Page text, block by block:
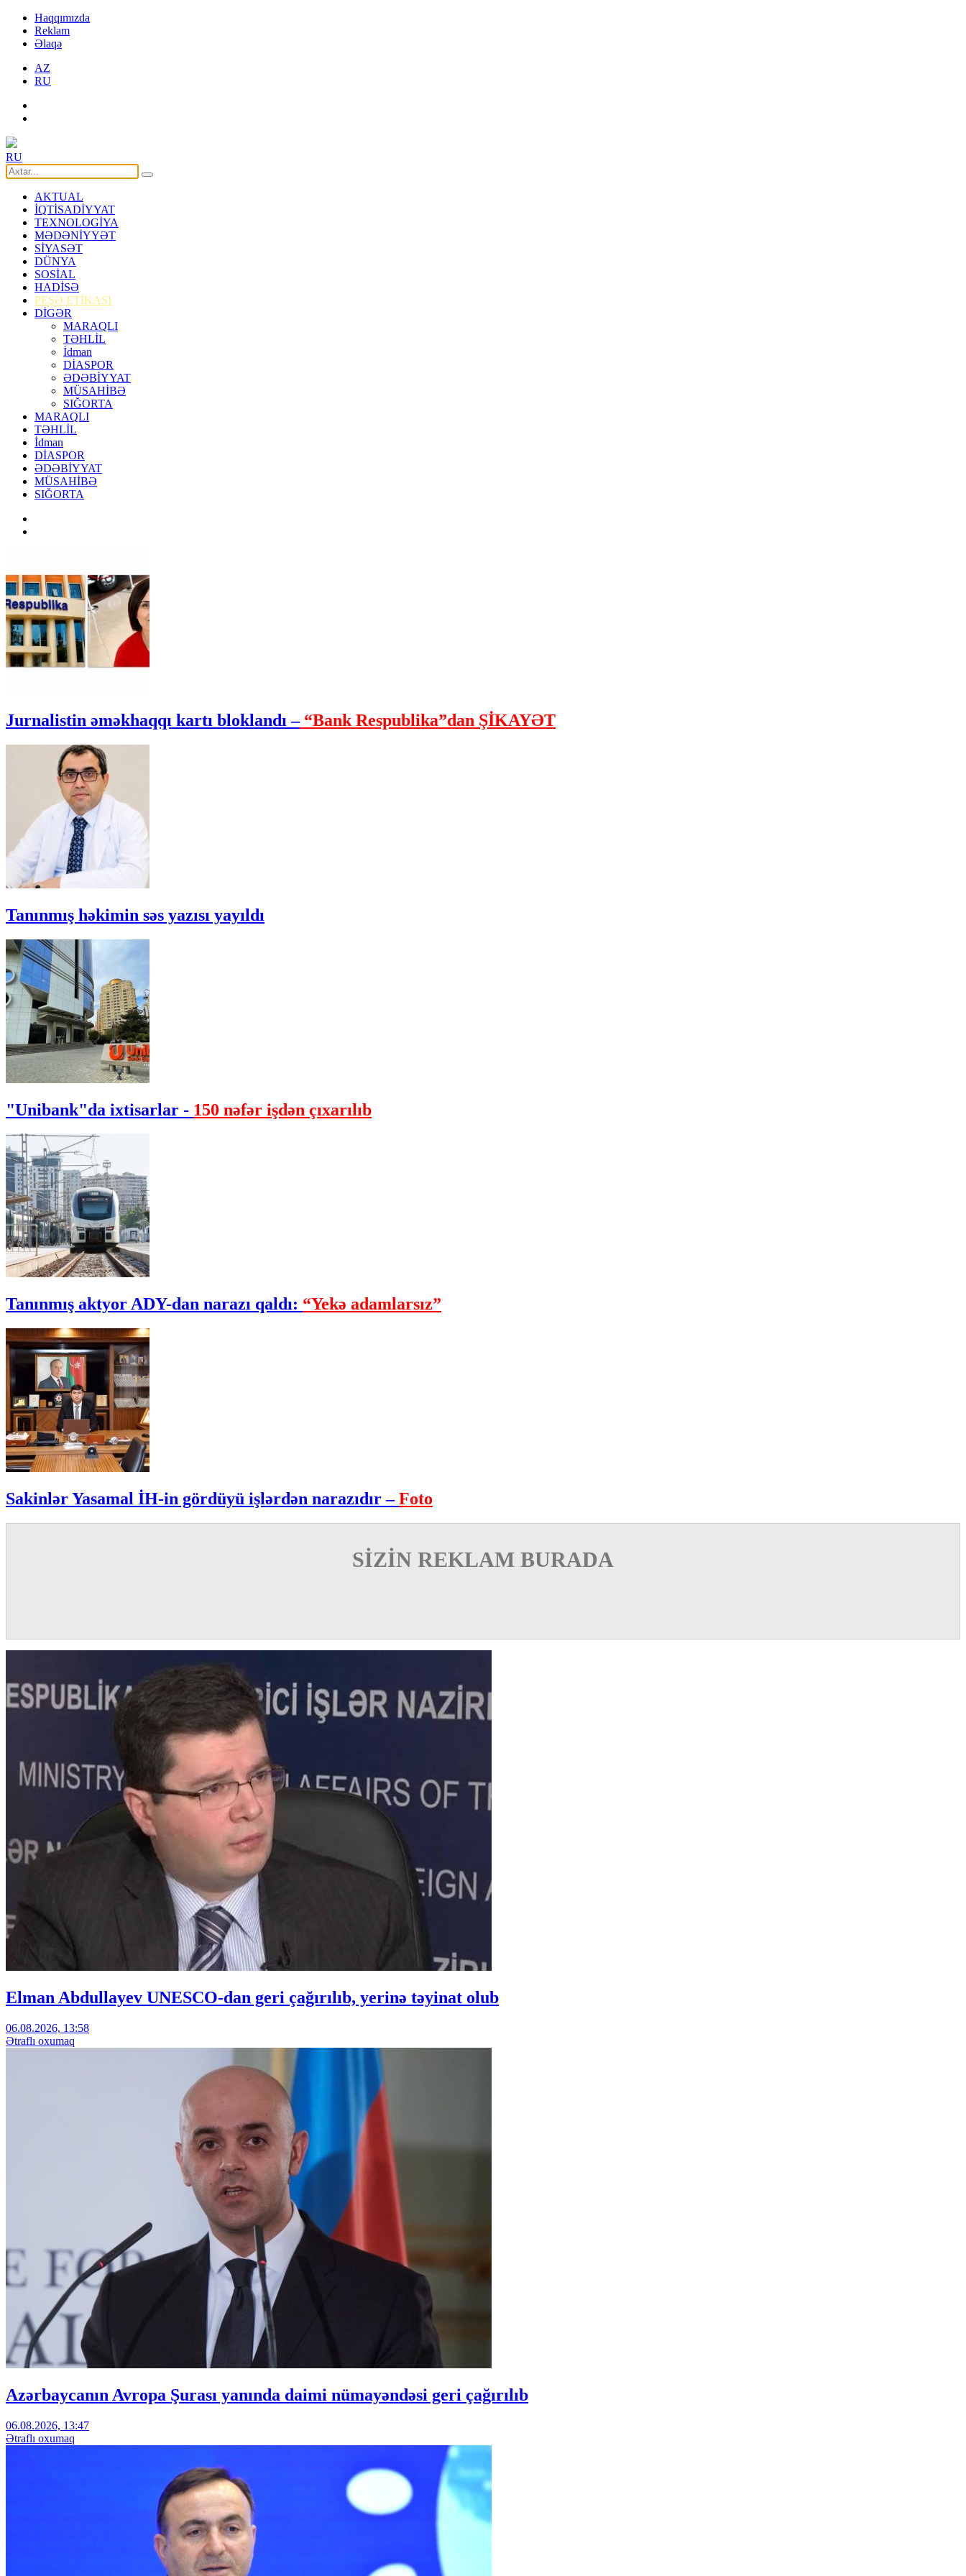
Haqqımızda
Reklam
Əlaqə
AZ
RU
RU
AKTUAL
İQTİSADİYYAT
TEXNOLOGİYA
MƏDƏNİYYƏT
SİYASƏT
DÜNYA
SOSİAL
HADİSƏ
PEŞƏ ETİKASI
DİGƏR
MARAQLI
TƏHLİL
İdman
DİASPOR
ƏDƏBİYYAT
MÜSAHİBƏ
SIĞORTA
MARAQLI
TƏHLİL
İdman
DİASPOR
ƏDƏBİYYAT
MÜSAHİBƏ
SIĞORTA
Jurnalistin əməkhaqqı kartı bloklandı –“Bank Respublika”dan ŞİKAYƏT
Tanınmış həkimin səs yazısı yayıldı
"Unibank"da ixtisarlar - 150 nəfər işdən çıxarılıb
Tanınmış aktyor ADY-dan narazı qaldı: “Yekə adamlarsız”
Sakinlər Yasamal İH-in gördüyü işlərdən narazıdır –Foto
SİZİN REKLAM BURADA
Elman Abdullayev UNESCO-dan geri çağırılıb, yerinə təyinat olub
06.08.2026, 13:58
Ətraflı oxumaq
Azərbaycanın Avropa Şurası yanında daimi nümayəndəsi geri çağırılıb
06.08.2026, 13:47
Ətraflı oxumaq